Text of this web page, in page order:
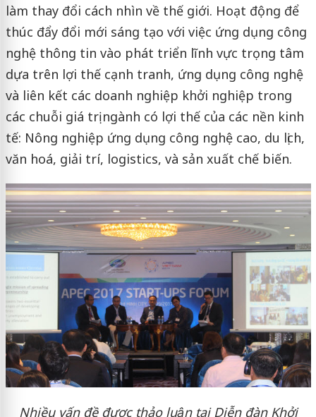
làm thay đổi cách nhìn về thế giới. Hoạt động để
thúc đẩy đổi mới sáng tạo với việc ứng dụng công
nghệ thông tin vào phát triển lĩnh vực trọng tâm
dựa trên lợi thế cạnh tranh, ứng dụng công nghệ
và liên kết các doanh nghiệp khởi nghiệp trong
các chuỗi giá trị ngành có lợi thế của các nền kinh
tế: Nông nghiệp ứng dụng công nghệ cao, du lịch,
văn hoá, giải trí, logistics, và sản xuất chế biến.
Nhiều vấn đề được thảo luận tại Diễn đàn Khởi